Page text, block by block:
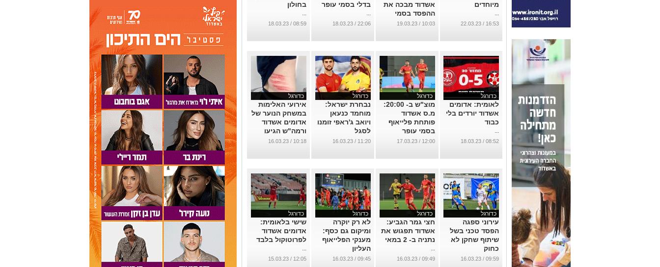
מיוחדים
...
16:53 / 22.03.23
אשדוד מבכה את
ההפסד בסמי
עופר
10:03 / 19.03.23
בדלי בסמי עופר
...
22:06 / 18.03.23
בחולון
...
08:59 / 18.03.23
כדורגל
לאומית: אדומים
אשדוד יורדים בלי
כבוד
...
08:52 / 18.03.23
כדורגל
מוצ"ש ב- 20:00:
מ.ס אשדוד
פותחת פלייאוף
בסמי עופר
...
12:00 / 17.03.23
כדורגל
נבחרת ישראל:
מוחמד כנעאן
ויואב ג'ראפי זומנו
לסגל
...
11:20 / 16.03.23
כדורגל
אירועי האלימות
במשחק הנוער של
אדומים אשדוד
ורמה"ש הגיעו
לבית הדין
10:18 / 16.03.23
כדורגל
עירוני ספגה
הפסד טכני בשל
שיתוף שחקן לא
כחוק
...
09:59 / 16.03.23
כדורגל
חצי גמר הגביע:
אשדוד תפגוש את
נתניה ב- 2 במאי
...
09:49 / 16.03.23
כדורגל
לא רק יוקרה
ומיקום גם כסף:
מענקי הפלייאוף
העליון
...
09:45 / 16.03.23
כדורגל
שישי בלאומית:
אדומים אשדוד
לפרוטוקול בלבד
...
12:05 / 15.03.23